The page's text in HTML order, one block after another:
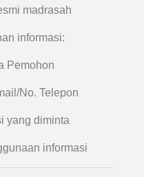
madrasah
informasi:
Pemohon
No. Telepon
yang diminta
informasi